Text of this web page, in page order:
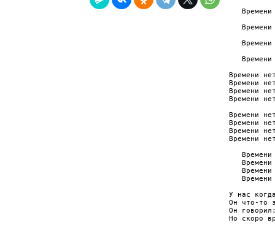
Времени
Времени
Времени
Времени
Времени
Времени
Времени
Времени
Времени
Времени
Времени
Времени
Времени
Времени
Времени
Времени
У нас
Он что-то
Он
Но скоро